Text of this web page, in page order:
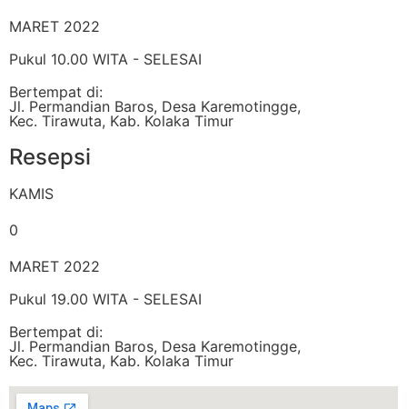
MARET 2022
Pukul 10.00 WITA - SELESAI
Bertempat di:
Jl. Permandian Baros, Desa Karemotingge,
Kec. Tirawuta, Kab. Kolaka Timur
Resepsi
KAMIS
0
MARET 2022
Pukul 19.00 WITA - SELESAI
Bertempat di:
Jl. Permandian Baros, Desa Karemotingge,
Kec. Tirawuta, Kab. Kolaka Timur